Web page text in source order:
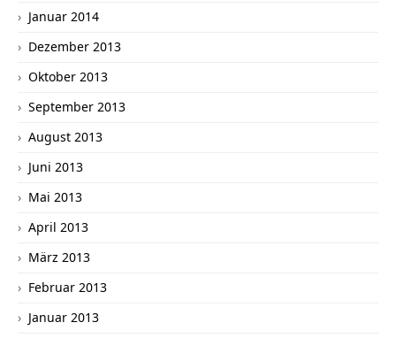
Januar 2014
Dezember 2013
Oktober 2013
September 2013
August 2013
Juni 2013
Mai 2013
April 2013
März 2013
Februar 2013
Januar 2013